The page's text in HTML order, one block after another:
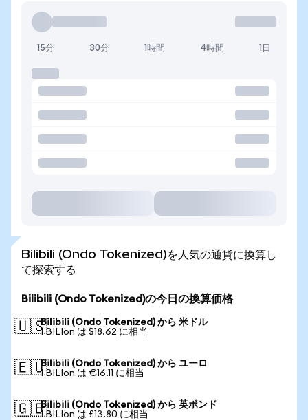
15分 30分 1時間 4時間 1日
Bilibili (Ondo Tokenized)を人気の通貨に換算し
て探索する
Bilibili (Ondo Tokenized)の今日の換算価格
🇺🇸Bilibili (Ondo Tokenized) から 米ドル
1 BILIon は $18.62 に相当
🇪🇺Bilibili (Ondo Tokenized) から ユーロ
1 BILIon は €16.11 に相当
🇬🇧Bilibili (Ondo Tokenized) から 英ポンド
1 BILIon は £13.80 に相当